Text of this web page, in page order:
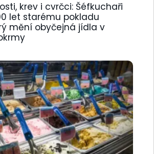
krev i cvrčci: Šéfkuchaři
let starému pokladu
mění obyčejná jídla v